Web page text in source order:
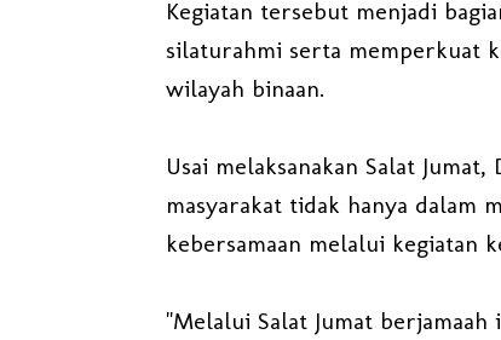
Kegiatan tersebut menjadi
silaturahmi serta memperkuat
wilayah binaan.
Usai melaksanakan Salat
masyarakat tidak hanya dalam
kebersamaan melalui kegiatan
"Melalui Salat Jumat